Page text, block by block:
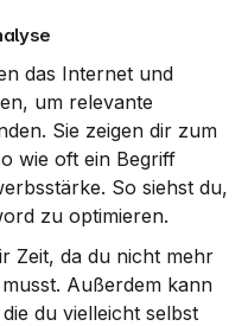
das Internet und
um relevante
Sie zeigen dir zum
wie oft ein Begriff
So siehst du,
zu optimieren.
Zeit, da du nicht mehr
Außerdem kann
du vielleicht selbst